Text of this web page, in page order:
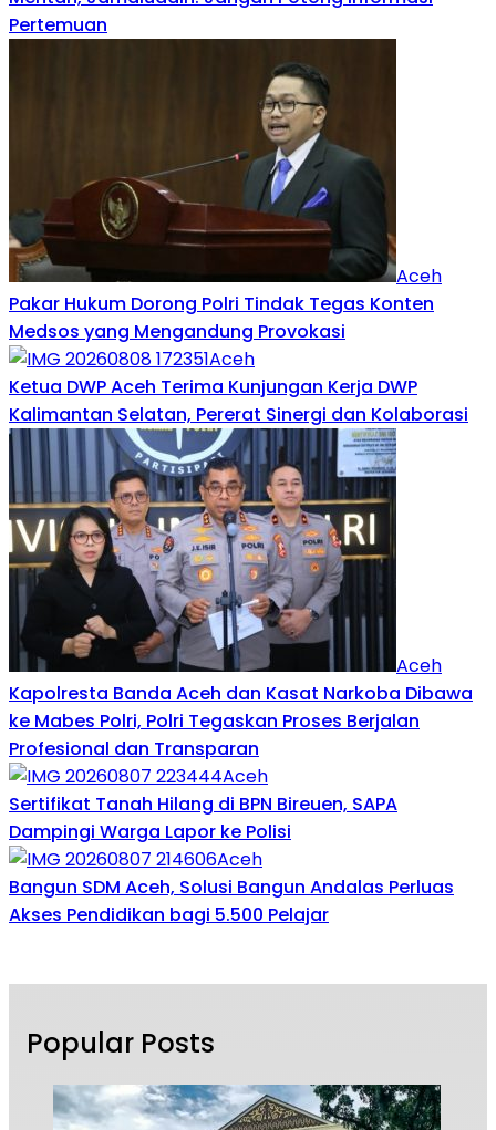
Pertemuan
Aceh
Pakar Hukum Dorong Polri Tindak Tegas Konten
Medsos yang Mengandung Provokasi
Aceh
Ketua DWP Aceh Terima Kunjungan Kerja DWP
Kalimantan Selatan, Pererat Sinergi dan Kolaborasi
Aceh
Kapolresta Banda Aceh dan Kasat Narkoba Dibawa
ke Mabes Polri, Polri Tegaskan Proses Berjalan
Profesional dan Transparan
Aceh
Sertifikat Tanah Hilang di BPN Bireuen, SAPA
Dampingi Warga Lapor ke Polisi
Aceh
Bangun SDM Aceh, Solusi Bangun Andalas Perluas
Akses Pendidikan bagi 5.500 Pelajar
Popular Posts